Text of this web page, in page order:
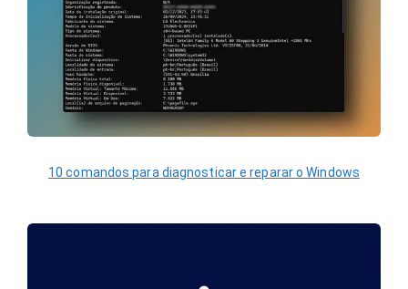
10 comandos para diagnosticar e reparar o Windows